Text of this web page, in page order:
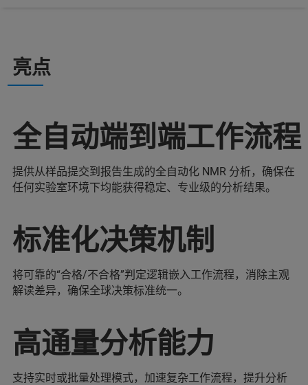
亮点
全自动端到端工作流程
提供从样品提交到报告生成的全自动化 NMR 分析，确保在
任何实验室环境下均能获得稳定、专业级的分析结果。
标准化决策机制
将可靠的“合格/不合格”判定逻辑嵌入工作流程，消除主观
解读差异，确保全球决策标准统一。
高通量分析能力
支持实时或批量处理模式，加速复杂工作流程，提升分析